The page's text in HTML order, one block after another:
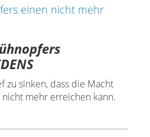
zu sinken, dass die Macht
mehr erreichen kann.